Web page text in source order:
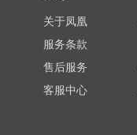
关于凤凰
服务条款
售后服务
客服中心